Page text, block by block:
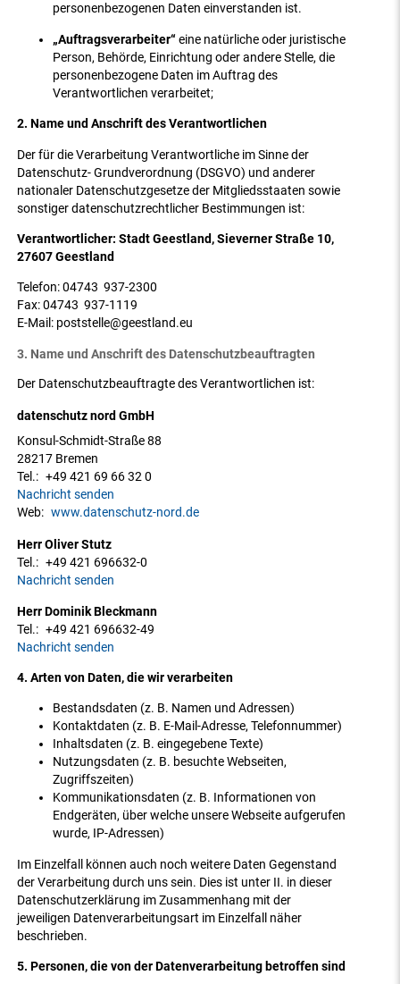
personenbezogenen Daten einverstanden ist.
„Auftragsverarbeiter“eine natürliche oder juristische
Person, Behörde, Einrichtung oder andere Stelle, die
personenbezogene Daten im Auftrag des
Verantwortlichen verarbeitet;
2. Name und Anschrift des Verantwortlichen
Der für die Verarbeitung Verantwortliche im Sinne der
Datenschutz- Grundverordnung (DSGVO) und anderer
nationaler Datenschutzgesetze der Mitgliedsstaaten sowie
sonstiger datenschutzrechtlicher Bestimmungen ist:
Verantwortlicher: Stadt Geestland, Sieverner Straße 10,
27607 Geestland
Telefon: 04743 937-2300
Fax: 04743 937-1119
E-Mail: poststelle@geestland.eu
3. Name und Anschrift des Datenschutzbeauftragten
Der Datenschutzbeauftragte des Verantwortlichen ist:
datenschutz nord GmbH
Konsul-Schmidt-Straße 88
28217 Bremen
Tel.: +49 421 69 66 32 0
Nachricht senden
Web: www.datenschutz-nord.de
Herr Oliver Stutz
Tel.: +49 421 696632-0
Nachricht senden
Herr Dominik Bleckmann
Tel.: +49 421 696632-49
Nachricht senden
4. Arten von Daten, die wir verarbeiten
Bestandsdaten (z. B. Namen und Adressen)
Kontaktdaten (z. B. E-Mail-Adresse, Telefonnummer)
Inhaltsdaten (z. B. eingegebene Texte)
Nutzungsdaten (z. B. besuchte Webseiten,
Zugriffszeiten)
Kommunikationsdaten (z. B. Informationen von
Endgeräten, über welche unsere Webseite aufgerufen
wurde, IP-Adressen)
Im Einzelfall können auch noch weitere Daten Gegenstand
der Verarbeitung durch uns sein. Dies ist unter II. in dieser
Datenschutzerklärung im Zusammenhang mit der
jeweiligen Datenverarbeitungsart im Einzelfall näher
beschrieben.
5. Personen, die von der Datenverarbeitung betroffen sind